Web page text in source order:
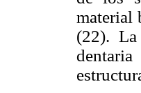
material
(22). La